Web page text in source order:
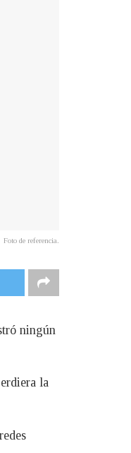
Foto de referencia.
ningún
la